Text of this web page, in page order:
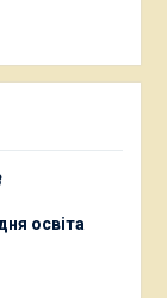
освіта